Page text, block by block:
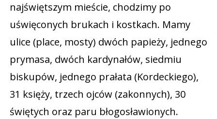
najświętszym mieście, chodzimy po
uświęconych brukach i kostkach. Mamy
ulice (place, mosty) dwóch papieży, jednego
prymasa, dwóch kardynałów, siedmiu
biskupów, jednego prałata (Kordeckiego),
31 księży, trzech ojców (zakonnych), 30
świętych oraz paru błogosławionych.